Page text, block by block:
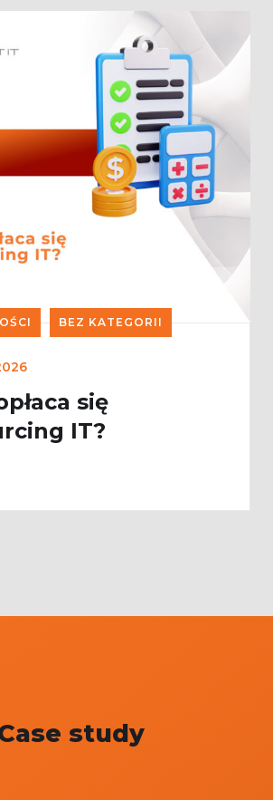
BEZ KATEGORII
się
IT?
study